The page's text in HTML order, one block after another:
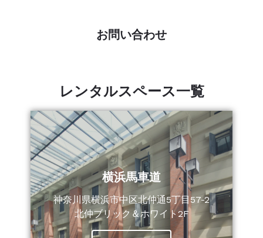
お問い合わせ
レンタルスペース一覧
横浜馬車道
神奈川県横浜市中区北仲通5丁目57-2
北仲ブリック＆ホワイト2F